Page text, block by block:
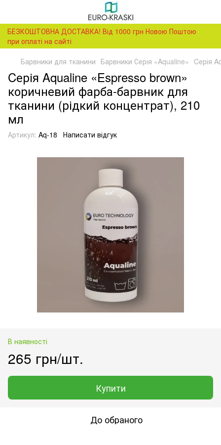
БЕЗКОШТОВНА ДОСТАВКА! Від 1000 грн Новою Поштою
при оплаті на сайті
Барвники для тканини Барвники Серія «Aqualine» Cерія
Cерія Aqualine «Espresso brown»
коричневий фарба-барвник для
тканини (рідкий концентрат), 210
мл
Артикул: Aq-18 Написати відгук
В наявності
265 грн/шт.
Купити
До обраного